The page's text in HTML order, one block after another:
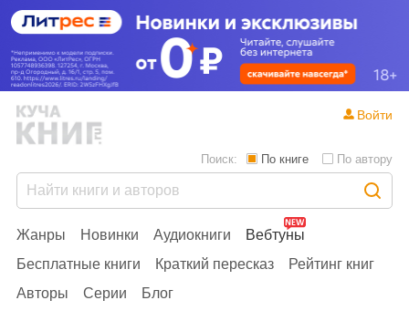
Жанры Новинки Аудиокниги
Вебтуны
Бесплатные книги
Краткий пересказ
Рейтинг книг
Авторы
Серии Блог
Поиск: По книге По автору
Войти